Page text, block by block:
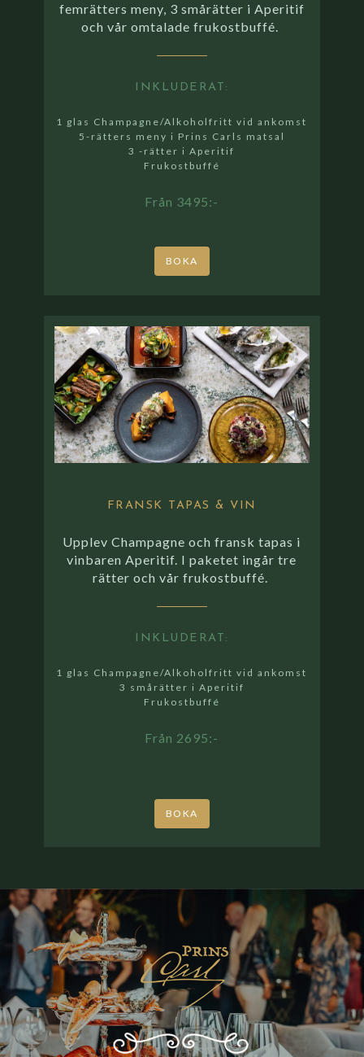
femrätters meny, 3 smårätter i Aperitif
och vår omtalade frukostbuffé.
INKLUDERAT:
1 glas Champagne/Alkoholfritt vid ankomst
5-rätters meny i Prins Carls matsal
3 -rätter i Aperitif
Frukostbuffé
Från 3495:-
BOKA
FRANSK TAPAS & VIN
Upplev Champagne och fransk tapas i
vinbaren Aperitif. I paketet ingår tre
rätter och vår frukostbuffé.
INKLUDERAT:
1 glas Champagne/Alkoholfritt vid ankomst
3 smårätter i Aperitif
Frukostbuffé
Från 2695:-
BOKA